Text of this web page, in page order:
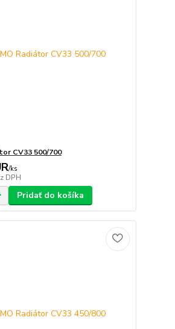
CV33 500/700
/ks
DPH
Pridať do košíka